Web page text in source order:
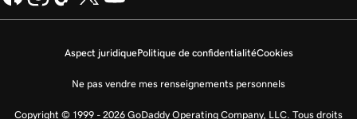
Aspect juridiquePolitique de confidentialitéCookies
Ne pas vendre mes renseignements personnels
Copyright © 1999 - 2026 GoDaddy Operating Company, LLC. Tous droits